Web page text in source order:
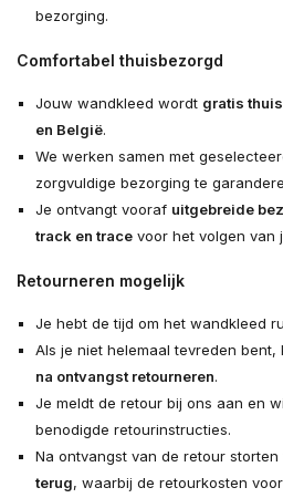
bezorging.
Comfortabel thuisbezorgd
Jouw wandkleed wordt gratis
en België.
We werken samen met
zorgvuldige bezorging te
Je ontvangt vooraf uitgebreide
track en tracevoor het volgen van
Retourneren mogelijk
Je hebt de tijd om het wandkleed
Als je niet helemaal tevreden bent,
na ontvangst retourneren.
Je meldt de retour bij ons aan en
benodigde retourinstructies.
Na ontvangst van de retour
terug, waarbij de retourkosten